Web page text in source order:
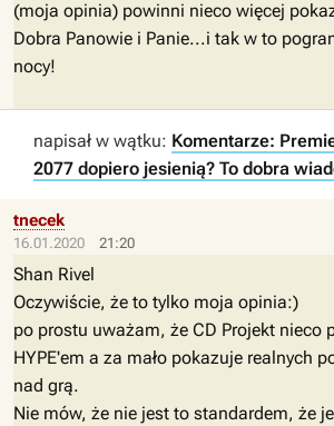
(moja opinia) powinni nieco więcej
Dobra Panowie i Panie...i tak w to
nocy!
napisał w wątku: Komentarze:
2077 dopiero jesienią? To dobra
16.01.2020 21:20
tnecek
Shan Rivel
Oczywiście, że to tylko moja opinia:)
po prostu uważam, że CD Projekt nieco
HYPE'em a za mało pokazuje realnych
nad grą.
Nie mów, że nie jest to standardem, że